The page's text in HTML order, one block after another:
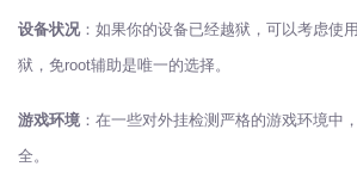
设备状况：如果你的设备已经越狱，可以考虑使
狱，免root辅助是唯一的选择。
游戏环境 ：在一些对外挂检测严格的游戏环境中
全。